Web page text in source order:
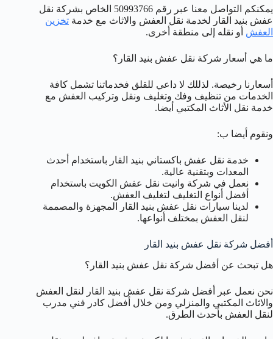
يمكنكم التواصل معنا عبر رقم 50993766 الخاص بشركة نقل
عفش بنيد القار لخدمة نقل العفش والاثاث مع خدمة تخزين
العفش أو نقله إلى منطقة أخرى.
ما هي أسعار شركة نقل عفش بنيد القار؟
أسعارنا رخيصة. لذللك لا داعي للقلق فخدماتنا تشمل كافة
الخدمات من تنظيف وفك وتغليف ونقل وتركيب العفش مع
خدمة نقل الأثاث المكتبي أيضا.
ونقوم أيضا ب:
خدمة نقل عفش باكستاني بنيد القار باستخدام أحدث
المعدات وبتقنية عالية.
نعمل في شركة وانيت نقل عفش الكويت باستخدام
أفضل أنواع التغليف لتغليف العفش.
لدينا سيارات نقل عفش بنيد القار المجهزة والمصممة
لنقل العفش بمختلف أنواعها.
أفضل شركة نقل عفش بنيد القار
هل تبحث عن أفضل شركة نقل عفش بنيد القار؟
نحن نعمل عبر أفضل شركة نقل عفش بنيد القار لنقل العفش
والاثاث المكتبي والمنزلي ومن خلال أفضل كادر فني مدرب
لنقل العفش بأحدث الطرق.